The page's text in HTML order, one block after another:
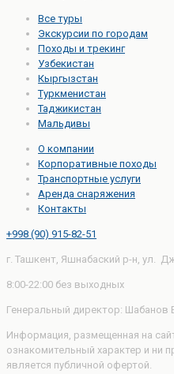
Все туры
Экскурсии по городам
Походы и трекинг
Узбекистан
Кыргызстан
Туркменистан
Таджикистан
Мальдивы
О компании
Корпоративные походы
Транспортные услуги
Аренда снаряжения
Контакты
+998 (90) 915-82-51
г. Ташкент, Яшнабаский р-н, ул.
8:00-22:00 без выходных
Генеральный директор: Шабанов
Информация, размещенная на
ознакомительный характер и ни
является публичной офертой.